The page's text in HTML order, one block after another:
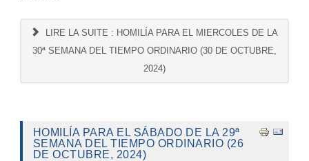
LIRE LA SUITE : HOMILÍA PARA EL MIERCOLES DE LA
30ª SEMANA DEL TIEMPO ORDINARIO (30 DE OCTUBRE,
2024)
HOMILÍA PARA EL SÁBADO DE LA 29ª
SEMANA DEL TIEMPO ORDINARIO (26
DE OCTUBRE, 2024)